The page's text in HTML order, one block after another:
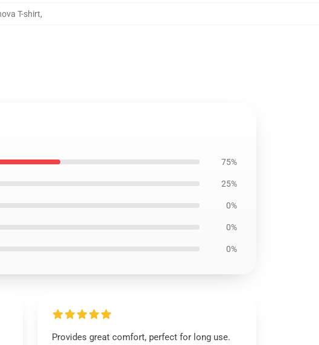
T-shirt,
75%
25%
0%
0%
0%
Provides great comfort, perfect for long use.